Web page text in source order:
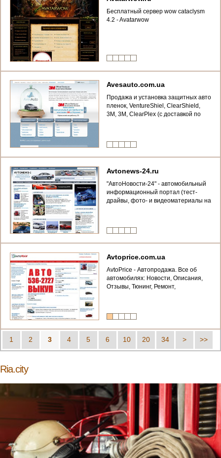
Бесплатный сервер wow cataclysm
4.2 - Avatarwow
Avesauto.com.ua
Продажа и установка защитных авто
пленок, VentureShіel, ClearShіeld,
3M, 3М, ClearPleх (с доставкой по
Avtonews-24.ru
"АвтоНовости-24" - автомобильный
информационный портал (тест-
драйвы, фото- и видеоматериалы на
Avtoprice.com.ua
AvtoPrіce - Автопродажа. Все об
автомобилях: Новости, Описания,
Отзывы, Тюнинг, Ремонт,
1 2 3 4 5 6 10 20 34 > >>
Ria.city